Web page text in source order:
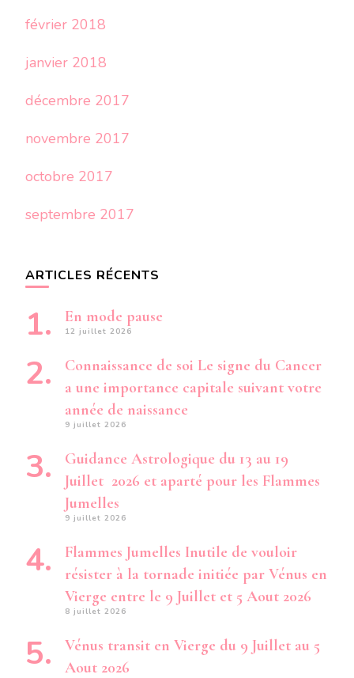
février 2018
janvier 2018
décembre 2017
novembre 2017
octobre 2017
septembre 2017
ARTICLES RÉCENTS
En mode pause
12 juillet 2026
Connaissance de soi Le signe du Cancer
a une importance capitale suivant votre
année de naissance
9 juillet 2026
Guidance Astrologique du 13 au 19
Juillet 2026 et aparté pour les Flammes
Jumelles
9 juillet 2026
Flammes Jumelles Inutile de vouloir
résister à la tornade initiée par Vénus en
Vierge entre le 9 Juillet et 5 Aout 2026
8 juillet 2026
Vénus transit en Vierge du 9 Juillet au 5
Aout 2026